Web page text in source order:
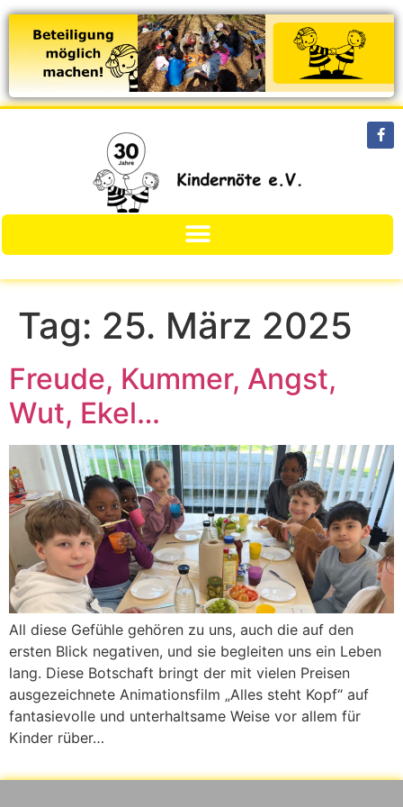
Tag: 25. März 2025
Freude, Kummer, Angst,
Wut, Ekel…
All diese Gefühle gehören zu uns, auch die auf den
ersten Blick negativen, und sie begleiten uns ein Leben
lang. Diese Botschaft bringt der mit vielen Preisen
ausgezeichnete Animationsfilm „Alles steht Kopf“ auf
fantasievolle und unterhaltsame Weise vor allem für
Kinder rüber…